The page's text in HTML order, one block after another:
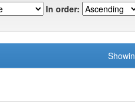
In order: